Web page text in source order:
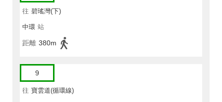
往 碧瑤灣(下)
中環 站
距離 380m
9
往 寶雲道(循環線)